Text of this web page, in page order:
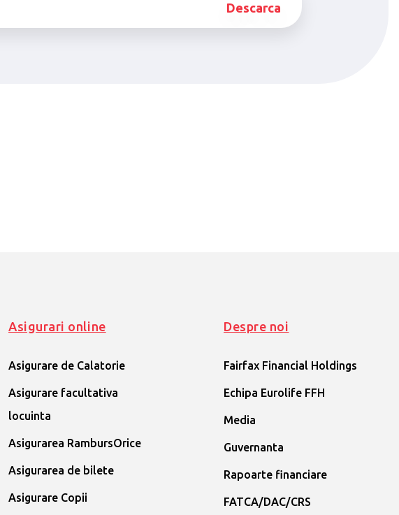
Descarca
Asigurari online
Asigurare de Calatorie
Asigurare facultativa
locuinta
Asigurarea RambursOrice
Asigurarea de bilete
Asigurare Copii
Despre noi
Fairfax Financial Holdings
Echipa Eurolife FFH
Media
Guvernanta
Rapoarte financiare
FATCA/DAC/CRS